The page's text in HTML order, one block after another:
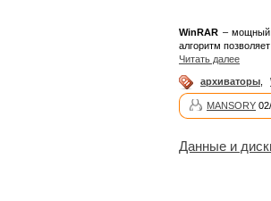
WinRAR – мощный
алгоритм
Читать далее
архиваторы
MANSORY
Данные и